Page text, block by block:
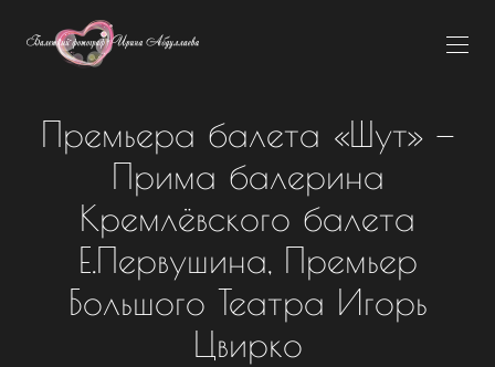
Премьера балета «Шут» —
Прима балерина
Кремлёвского балета
Е.Первушина, Премьер
Большого Театра Игорь
Цвирко